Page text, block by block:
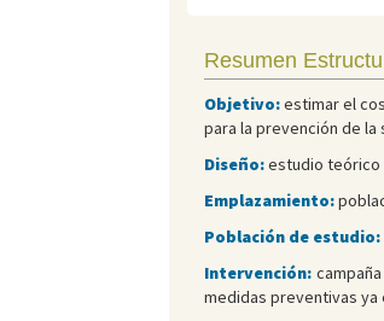
Resumen
Objetivo:estimar el
para la prevención de
Diseño:estudio teórico
Emplazamiento:
Población de estudio:
Intervención:
medidas preventivas